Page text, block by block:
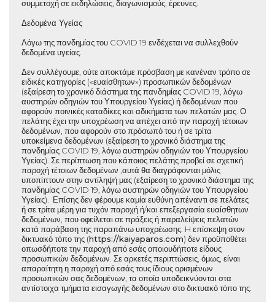
συμμετοχή σε εκδηλώσεις, διαγωνισμούς, έρευνες.
Δεδομένα Υγείας
Λόγω της πανδημίας του COVID 19 ενδέχεται να συλλεχθούν
δεδομένα υγείας.
Δεν συλλέγουμε, ούτε αποκτάμε πρόσβαση με κανέναν τρόπο σε
ειδικές κατηγορίες («ευαίσθητων») προσωπικών δεδομένων
(εξαίρεση το χρονικό διάστημα της πανδημίας COVID 19, λόγω
αυστηρών οδηγιών του Υπουργείου Υγείας) ή δεδομένων που
αφορούν ποινικές καταδίκες και αδικήματα των πελατών μας. Ο
πελάτης έχει την υποχρέωση να απέχει από την παροχή τέτοιων
δεδομένων, που αφορούν στο πρόσωπό του ή σε τρίτα
υποκείμενα δεδομένων (εξαίρεση το χρονικό διάστημα της
πανδημίας COVID 19, λόγω αυστηρών οδηγιών του Υπουργείου
Υγείας). Σε περίπτωση που κάποιος πελάτης προβεί σε σχετική
παροχή τέτοιων δεδομένων ,αυτά θα διαγράφονται μόλις
υποπίπτουν στην αντίληψή μας (εξαίρεση το χρονικό διάστημα της
πανδημίας COVID 19, λόγω αυστηρών οδηγιών του Υπουργείου
Υγείας). Επίσης δεν φέρουμε καμία ευθύνη απέναντι σε πελάτες
ή σε τρίτα μέρη για τυχόν παροχή ή/και επεξεργασία ευαίσθητων
δεδομένων, που οφείλεται σε πράξεις ή παραλείψεις πελατών
κατά παράβαση της παραπάνω υποχρέωσης. H επίσκεψη στον
δικτυακό τόπο της (https://kaiyaparos.com) δεν προϋποθέτει
οπωσδήποτε την παροχή από εσάς οποιουδήποτε είδους
προσωπικών δεδομένων. Σε αρκετές περιπτώσεις, όμως, είναι
απαραίτητη η παροχή από εσάς τους ίδιους ορισμένων
προσωπικών σας δεδομένων, τα οποία υποδεικνύονται στα
αντίστοιχα τμήματα εισαγωγής δεδομένων στο δικτυακό τόπο της.